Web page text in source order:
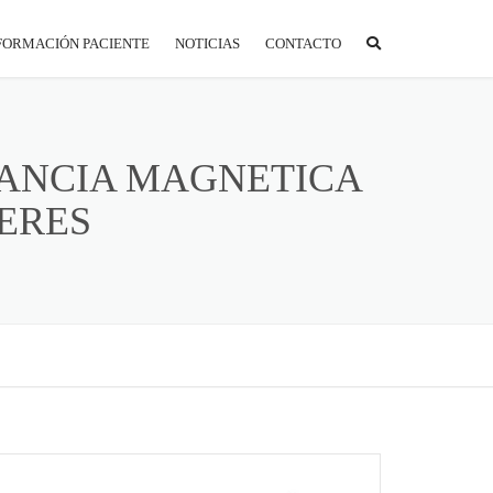
PACIENTE
CONCERTADAS
NOTICIAS CONTACTO
MAGNETICA